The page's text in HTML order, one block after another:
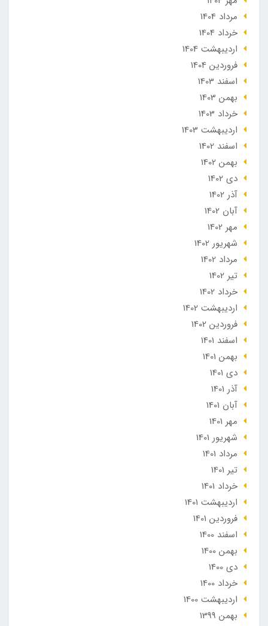
مرداد 1404
خرداد 1404
ارديبهشت 1404
فروردین 1404
اسفند 1403
بهمن 1403
خرداد 1403
ارديبهشت 1403
اسفند 1402
بهمن 1402
دی 1402
آذر 1402
آبان 1402
مهر 1402
شهریور 1402
مرداد 1402
تير 1402
خرداد 1402
ارديبهشت 1402
فروردین 1402
اسفند 1401
بهمن 1401
دی 1401
آذر 1401
آبان 1401
مهر 1401
شهریور 1401
مرداد 1401
تير 1401
خرداد 1401
ارديبهشت 1401
فروردین 1401
اسفند 1400
بهمن 1400
دی 1400
خرداد 1400
ارديبهشت 1400
بهمن 1399